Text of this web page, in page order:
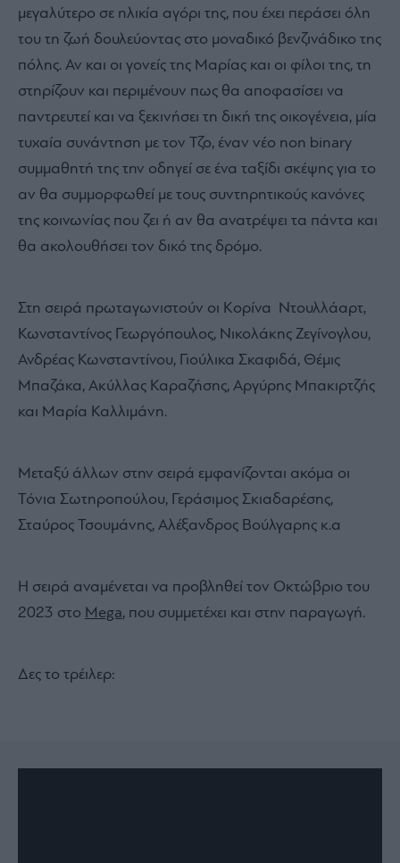
μεγαλύτερο σε ηλικία αγόρι της, που έχει περάσει όλη
του τη ζωή δουλεύοντας στο μοναδικό βενζινάδικο της
πόλης. Αν και οι γονείς της Μαρίας και οι φίλοι της, τη
στηρίζουν και περιμένουν πως θα αποφασίσει να
παντρευτεί και να ξεκινήσει τη δική της οικογένεια, μία
τυχαία συνάντηση με τον Τζο, έναν νέο non binary
συμμαθητή της την οδηγεί σε ένα ταξίδι σκέψης για το
αν θα συμμορφωθεί με τους συντηρητικούς κανόνες
της κοινωνίας που ζει ή αν θα ανατρέψει τα πάντα και
θα ακολουθήσει τον δικό της δρόμο.
Στη σειρά πρωταγωνιστούν οι Κoρίνα Ντουλλάαρτ,
Κωνσταντίνος Γεωργόπουλος, Νικολάκης Ζεγίνογλου,
Ανδρέας Κωνσταντίνου, Γιούλικα Σκαφιδά, Θέμις
Μπαζάκα, Ακύλλας Καραζήσης, Αργύρης Μπακιρτζής
και Μαρία Καλλιμάνη.
Μεταξύ άλλων στην σειρά εμφανίζονται ακόμα οι
Τόνια Σωτηροπούλου, Γεράσιμος Σκιαδαρέσης,
Σταύρος Τσουμάνης, Αλέξανδρος Βούλγαρης κ.α
Η σειρά αναμένεται να προβληθεί τον Οκτώβριο του
2023 στο Mega, που συμμετέχει και στην παραγωγή.
Δες το τρέιλερ: